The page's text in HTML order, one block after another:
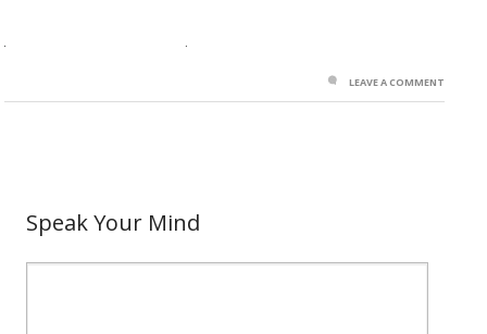
LEAVE A COMMENT
Speak Your Mind